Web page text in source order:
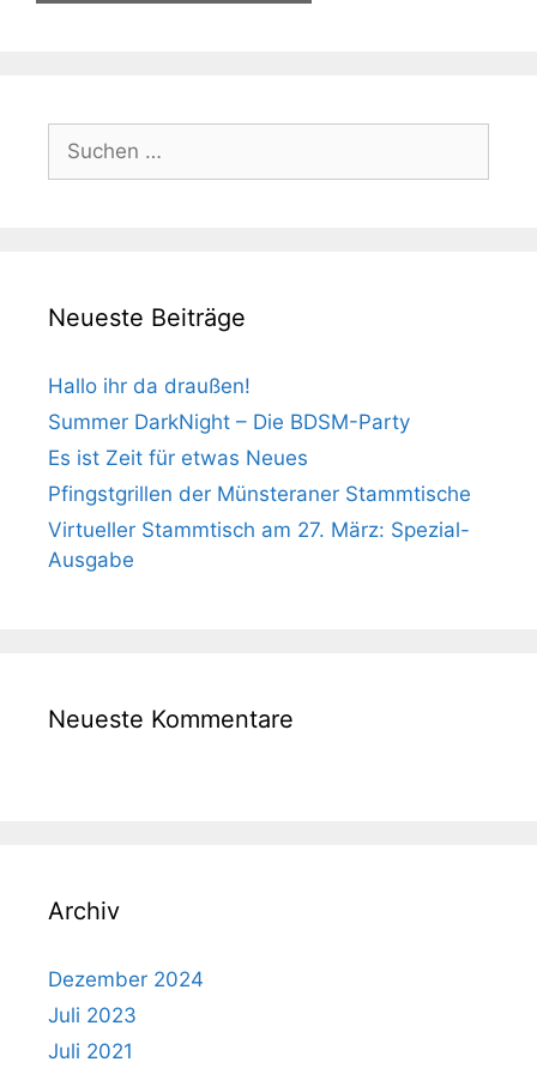
Suchen
nach:
Neueste Beiträge
Hallo ihr da draußen!
Summer DarkNight – Die BDSM-Party
Es ist Zeit für etwas Neues
Pfingstgrillen der Münsteraner Stammtische
Virtueller Stammtisch am 27. März: Spezial-
Ausgabe
Neueste Kommentare
Archiv
Dezember 2024
Juli 2023
Juli 2021